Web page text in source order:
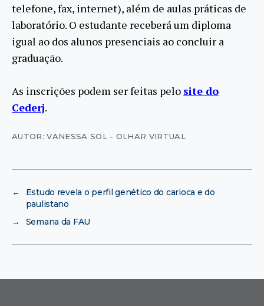
telefone, fax, internet), além de aulas práticas de
laboratório. O estudante receberá um diploma
igual ao dos alunos presenciais ao concluir a
graduação.
As inscrições podem ser feitas pelo site do
Cederj.
AUTOR: VANESSA SOL - OLHAR VIRTUAL
←
Estudo revela o perfil genético do carioca e do
paulistano
→
Semana da FAU